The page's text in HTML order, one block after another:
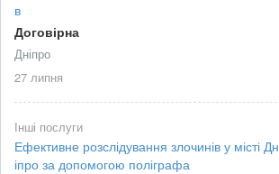
в
Договірна
Дніпро
27 липня
Інші послуги
Ефективне розслідування злочинів у місті Дн
іпро за допомогою поліграфа